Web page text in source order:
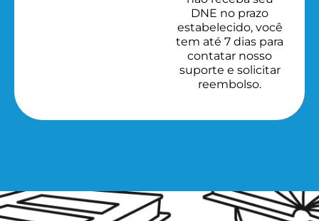
DNE no prazo
estabelecido, você
tem até 7 dias para
contatar nosso
suporte e solicitar
reembolso.